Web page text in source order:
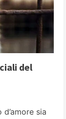
del
sia